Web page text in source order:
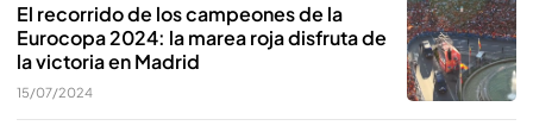
El recorrido de los campeones de la
Eurocopa 2024: la marea roja disfruta de
la victoria en Madrid
15/07/2024